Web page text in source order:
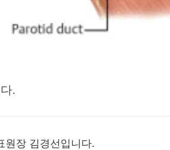
.
원장 김경선입니다.